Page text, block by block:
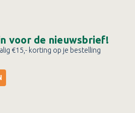
voor de nieuwsbrief!
€15,- korting op je bestelling